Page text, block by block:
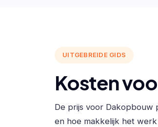
UITGEBREIDE GIDS
Kosten
De prijs voor Dakopbouw
en hoe makkelijk het